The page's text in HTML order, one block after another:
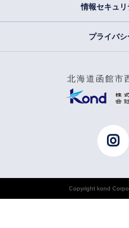
情報セキュ
プライバ
北海道函館市
Copyright kond